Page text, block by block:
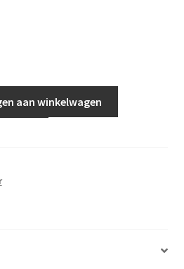
aan winkelwagen